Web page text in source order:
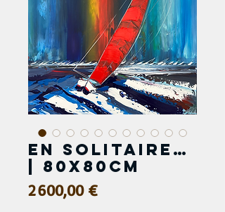
En solitaire…
| 80x80cm
2 600,00 €Prix